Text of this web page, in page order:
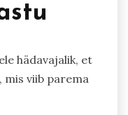
hädavajalik, et
mis viib parema